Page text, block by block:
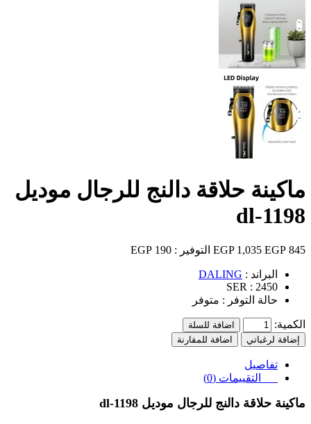
ماكينة حلاقة دالنج للرجال موديل
dl-1198
845 EGP
1,035 EGP التوفير : 190 EGP
البراند : DALING
SER : 2450
حالة التوفر : متوفر
الكمية:
اضافة للسلة
إضافة لرغباتي
اضافة للمقارنة
تفاصيل
التقييمات (0)
ماكينة حلاقة دالنج للرجال موديل dl-1198